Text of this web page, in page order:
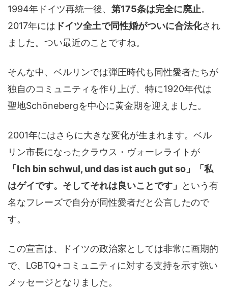
1994年ドイツ再統一後、 第175条は完全に廃止。
2017年には ドイツ全土で同性婚がついに合法化され
ました。つい最近のことですね。
そんな中、ベルリンでは弾圧時代も同性愛者たちが
独自のコミュニティを作り上げ、特に1920年代は
聖地Schönebergを中心に黄金期を迎えました。
2001年にはさらに大きな変化が生まれます。ベル
リン市長になったクラウス・ヴォーレライトが
「Ich bin schwul, und das ist auch gut so」「私
はゲイです。そしてそれは良いことです」
という有
名なフレーズで自分が同性愛者だと公言したので
す。
この宣言は、ドイツの政治家としては非常に画期的
で、LGBTQ+コミュニティに対する支持を示す強い
メッセージとなりました。